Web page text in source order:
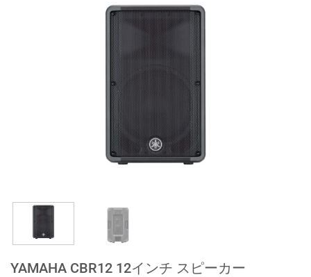
YAMAHA CBR12 12インチ スピーカー